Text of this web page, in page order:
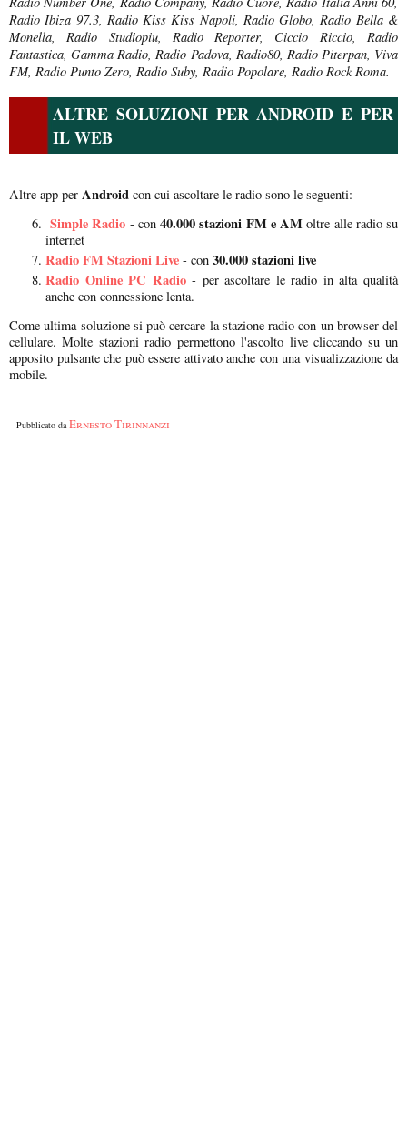
Radio Ibiza 97.3, Radio Kiss Kiss Napoli, Radio Globo, Radio Bella &
Monella, Radio Studiopiu, Radio Reporter, Ciccio Riccio, Radio
Fantastica, Gamma Radio, Radio Padova, Radio80, Radio Piterpan, Viva
FM, Radio Punto Zero, Radio Suby, Radio Popolare, Radio Rock Roma.
ALTRE SOLUZIONI PER ANDROID E PER
IL WEB
Altre app per Android con cui ascoltare le radio sono le seguenti:
Simple Radio - con40.000 stazioni FM e AM oltre alle radio su
internet
Radio FM Stazioni Live - con 30.000 stazioni live
Radio Online PC Radio- per ascoltare le radio in alta qualità
anche con connessione lenta.
Come ultima soluzione si può cercare la stazione radio con un browser del
cellulare. Molte stazioni radio permettono l'ascolto live cliccando su un
apposito pulsante che può essere attivato anche con una visualizzazione da
mobile.
Pubblicato daErnesto Tirinnanzi